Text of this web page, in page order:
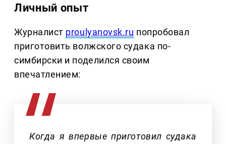
Личный опыт
Журналист proulyanovsk.ru попробовал
приготовить волжского судака по-
симбирски и поделился своим
впечатлением:
Когда я впервые приготовил судака